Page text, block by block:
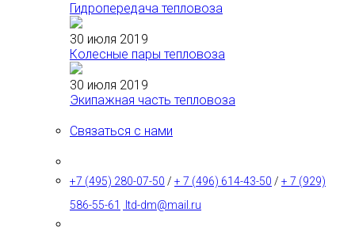
Гидропередача тепловоза
30 июля 2019
Колесные пары тепловоза
30 июля 2019
Экипажная часть тепловоза
Связаться с нами
+7 (495) 280-07-50 / + 7 (496) 614-43-50 / + 7 (929)
586-55-61
ltd-dm@mail.ru